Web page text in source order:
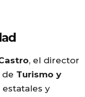
, el director
de Turismo y
y